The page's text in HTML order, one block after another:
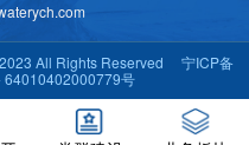
All Rights Reserved 宁ICP备
64010402000779号